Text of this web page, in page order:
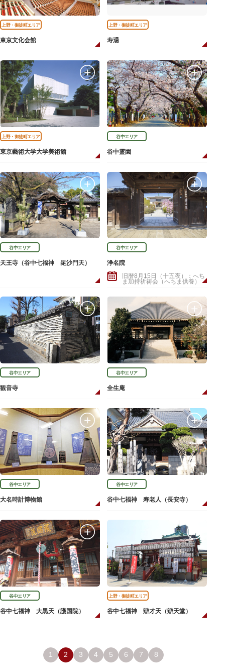
上野・御徒町エリア
東京文化会館
上野・御徒町エリア
寿湯
上野・御徒町エリア
東京藝術大学大学美術館
谷中エリア
谷中霊園
谷中エリア
天王寺（谷中七福神 毘沙門天）
谷中エリア
浄名院
旧暦8月15日（十五夜）：へち
ま加持祈祷会（へちま供養）
谷中エリア
観音寺
谷中エリア
全生庵
谷中エリア
大名時計博物館
谷中エリア
谷中七福神 寿老人（長安寺）
谷中エリア
谷中七福神 大黒天（護国院）
上野・御徒町エリア
谷中七福神 辯才天（辯天堂）
1 2 3 4 5 6 7 8